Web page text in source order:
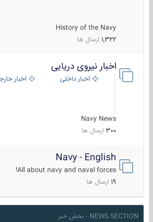
History of the Navy
1,322 ارسال ها
اخبار نیروی دریایی
اخبار داخلی اخبار خارجی
Navy News
300 ارسال ها
Navy - English
All about navy and naval forces!
ارسال ها
NEWS SECTION - بخش خبر